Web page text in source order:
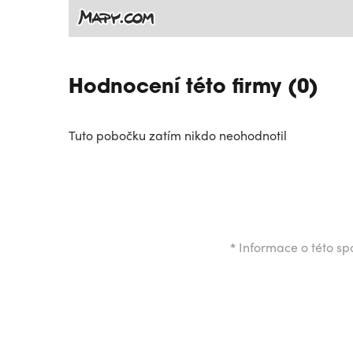
Hodnocení této firmy (0)
Tuto pobočku zatím nikdo neohodnotil
* Informace o této